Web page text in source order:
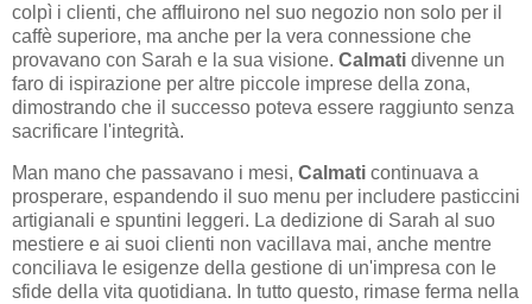
colpì i clienti, che affluirono nel suo negozio non solo per il
caffè superiore, ma anche per la vera connessione che
provavano con Sarah e la sua visione. Calmati divenne un
faro di ispirazione per altre piccole imprese della zona,
dimostrando che il successo poteva essere raggiunto senza
sacrificare l'integrità.
Man mano che passavano i mesi, Calmati continuava a
prosperare, espandendo il suo menu per includere pasticcini
artigianali e spuntini leggeri. La dedizione di Sarah al suo
mestiere e ai suoi clienti non vacillava mai, anche mentre
conciliava le esigenze della gestione di un'impresa con le
sfide della vita quotidiana. In tutto questo, rimase ferma nella